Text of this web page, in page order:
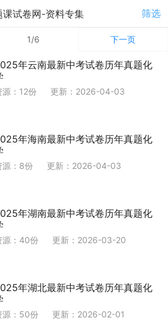
课试卷网-资料专集 筛选
1/6 下一页
年云南最新中考试卷历年真题化
源：12份 更新：2026-04-03
年海南最新中考试卷历年真题化
源：8份 更新：2026-04-03
年湖南最新中考试卷历年真题化
源：40份 更新：2026-03-20
年湖北最新中考试卷历年真题化
源：50份 更新：2026-02-01